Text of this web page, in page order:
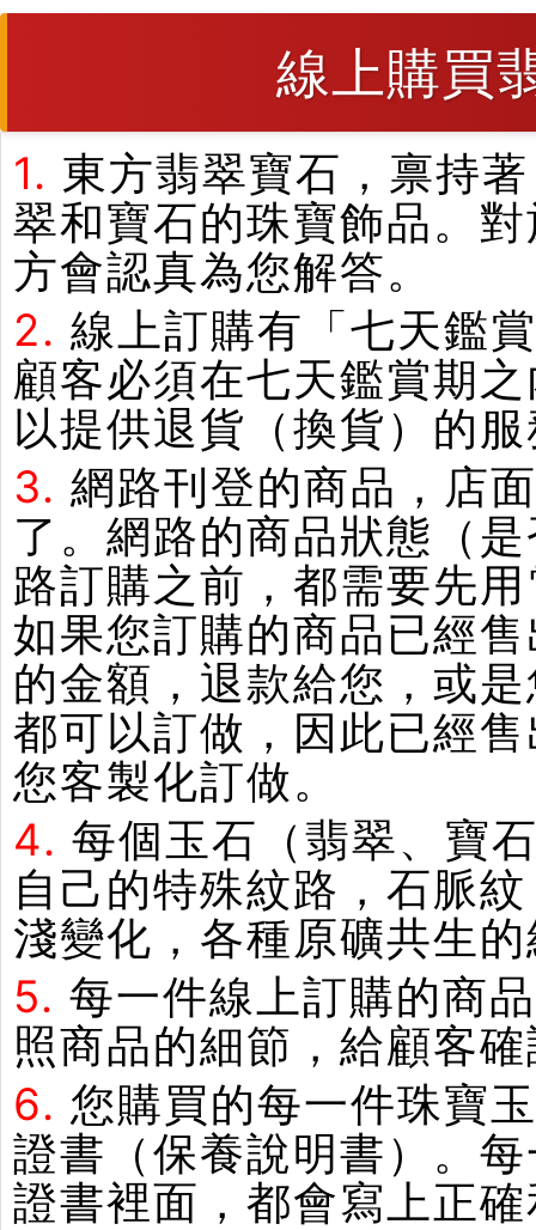
線上購買
1. 東方翡翠寶石，禀持
翠和寶石的珠寶飾品。
方會認真為您解答。
2. 線上訂購有「七天鑑
顧客必須在七天鑑賞期
以提供退貨（換貨）的
3. 網路刊登的商品，店
了。網路的商品狀態（
路訂購之前，都需要先
如果您訂購的商品已經
的金額，退款給您，或
都可以訂做，因此已經
您客製化訂做。
4. 每個玉石（翡翠、寶
自己的特殊紋路，石脈
淺變化，各種原礦共生
5. 每一件線上訂購的商
照商品的細節，給顧客
6. 您購買的每一件珠寶
證書（保養說明書）。
證書裡面，都會寫上正